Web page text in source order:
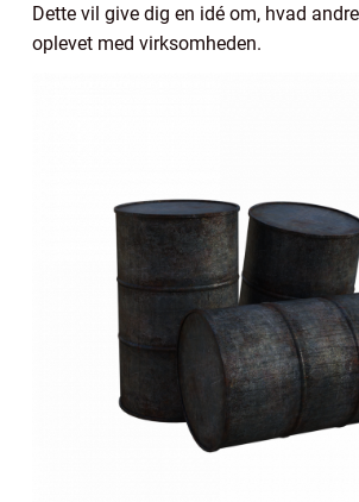
Dette vil give dig en idé om, hvad
oplevet med virksomheden.